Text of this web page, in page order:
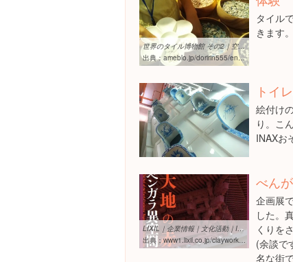
世界のタイル博物館 その2｜空が好き
出典： ameblo.jp/doririn555/entry-11280180285.html
タイル
きます。
トイ
絵付け
り。こ
INAXお
LIXIL｜企業情報｜文化活動｜INAXライブミュージアム｜土・どろんこ館 ...
出典：www1.lixil.co.jp/clayworks/exhibition/detail/003217.html
べん
企画展
した。
くりを
(余談で
名な街